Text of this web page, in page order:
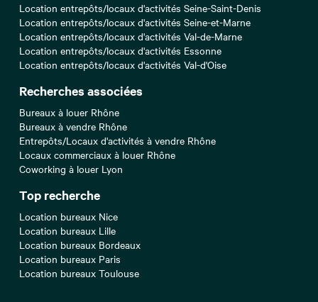
Location entrepôts/locaux d'activités Seine-Saint-Denis
Location entrepôts/locaux d'activités Seine-et-Marne
Location entrepôts/locaux d'activités Val-de-Marne
Location entrepôts/locaux d'activités Essonne
Location entrepôts/locaux d'activités Val-d'Oise
Recherches associées
Bureaux à louer Rhône
Bureaux à vendre Rhône
Entrepôts/Locaux d'activités à vendre Rhône
Locaux commerciaux à louer Rhône
Coworking à louer Lyon
Top recherche
Location bureaux Nice
Location bureaux Lille
Location bureaux Bordeaux
Location bureaux Paris
Location bureaux Toulouse